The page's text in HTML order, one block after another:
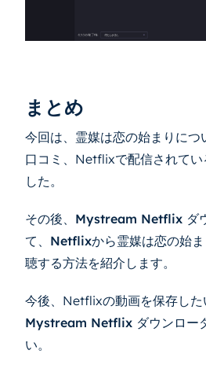
まとめ
今回は、霊媒は恋の始まりにつ
口コミ、Netflixで配信されてい
した。
その後、 Mystream Netflix ダ
て、 Netflixから霊媒は恋の始
聴する方法を紹介します。
今後、Netflixの動画を保存した
Mystream Netflix ダウンロー
い。